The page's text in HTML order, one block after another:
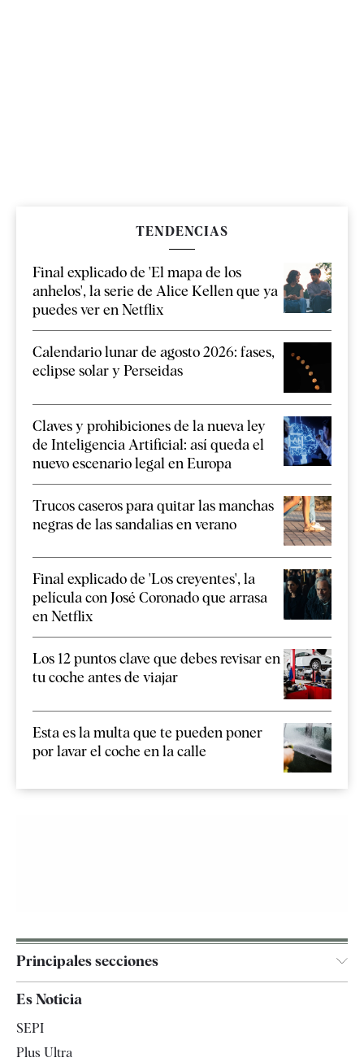
TENDENCIAS
Final explicado de 'El mapa de los
anhelos', la serie de Alice Kellen que ya
puedes ver en Netflix
Calendario lunar de agosto 2026: fases,
eclipse solar y Perseidas
Claves y prohibiciones de la nueva ley
de Inteligencia Artificial: así queda el
nuevo escenario legal en Europa
Trucos caseros para quitar las manchas
negras de las sandalias en verano
Final explicado de 'Los creyentes', la
película con José Coronado que arrasa
en Netflix
Los 12 puntos clave que debes revisar en
tu coche antes de viajar
Esta es la multa que te pueden poner
por lavar el coche en la calle
Principales secciones
España
Es Noticia
SEPI
Plus Ultra